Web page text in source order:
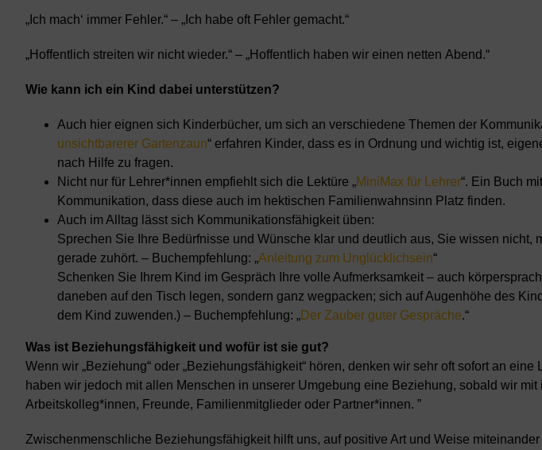
„Ich mach‘ immer Fehler.“ – „Ich habe oft Fehler gemacht.“
„Hoffentlich streiten wir nicht wieder.“ – „Hoffentlich haben wir einen netten Abend.“
Wie kann ich ein Kind dabei unterstützen?
Auch hier eignen sich Kinderbücher, um sich an verschiedene Themen der
unsichtbarerer Gartenzaun“ erfahren Kinder, dass es in Ordnung und wichtig ist,
nach Hilfe zu fragen.
Nicht nur für Lehrer*innen empfiehlt sich die Lektüre „MiniMax für Lehrer“. Ein Buch
Kommunikation, dass diese auch im hektischen Familienwahnsinn Platz finden.
Auch im Alltag lässt sich Kommunikationsfähigkeit üben:
Sprechen Sie Ihre Bedürfnisse und Wünsche klar und deutlich aus, Sie wissen nicht,
gerade zuhört. – Buchempfehlung: „Anleitung zum Unglücklichsein“
Schenken Sie Ihrem Kind im Gespräch Ihre volle Aufmerksamkeit – auch
daneben auf den Tisch legen, sondern ganz wegpacken; sich auf Augenhöhe des
dem Kind zuwenden.) – Buchempfehlung: „Der Zauber guter Gespräche.“
Was ist Beziehungsfähigkeit und wofür ist sie gut?
Wenn wir „Beziehung“ oder „Beziehungsfähigkeit“ hören, denken wir sehr oft sofort an
haben wir jedoch mit allen Menschen in unserer Umgebung eine Beziehung, sobald wir
Arbeitskolleg*innen, Freunde, Familienmitglieder oder Partner*innen. ”
Zwischenmenschliche Beziehungsfähigkeit hilft uns, auf positive Art und Weise